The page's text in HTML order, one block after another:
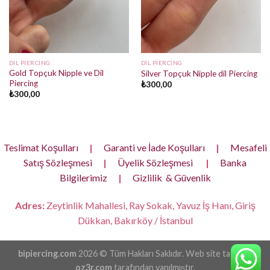
DIL PIERCING
Gold Topçuk Nipple ve Dil
Piercing
₺300,00
DIL PIERCING
Silver Topçuk Nipple dil Piercing
₺300,00
Teslimat Koşulları | Garanti ve İade Koşulları |
Mesafeli
Satış Sözleşmesi
| Üyelik Sözleşmesi |
Banka
Bilgilerimiz
| Gizlilik & Güvenlik
Adres:Zeytinlik Mahallesi, Ray Sokak, Yavuz İş Hanı, Giriş
Dükkan, Bakırköy / İstanbul
bipiercing.com 2026 © Tüm Hakları Saklıdır. Web site tasarımı
oz3r.com tarafından yapılmıştır.